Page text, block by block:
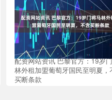
配资网站资讯 巴黎官方：19岁
林外租加盟葡萄牙国民至明夏，
买断条款